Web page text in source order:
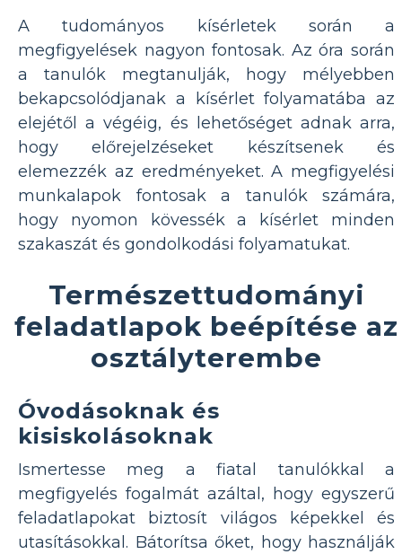
A tudományos kísérletek során a
megfigyelések nagyon fontosak. Az óra során
a tanulók megtanulják, hogy mélyebben
bekapcsolódjanak a kísérlet folyamatába az
elejétől a végéig, és lehetőséget adnak arra,
hogy előrejelzéseket készítsenek és
elemezzék az eredményeket. A megfigyelési
munkalapok fontosak a tanulók számára,
hogy nyomon kövessék a kísérlet minden
szakaszát és gondolkodási folyamatukat.
Természettudományi
feladatlapok beépítése az
osztályterembe
Óvodásoknak és
kisiskolásoknak
Ismertesse meg a fiatal tanulókkal a
megfigyelés fogalmát azáltal, hogy egyszerű
feladatlapokat biztosít világos képekkel és
utasításokkal. Bátorítsa őket, hogy használják